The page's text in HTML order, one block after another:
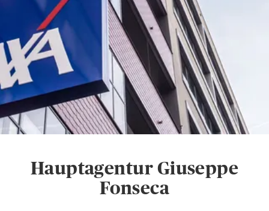
Hauptagentur Giuseppe
Fonseca